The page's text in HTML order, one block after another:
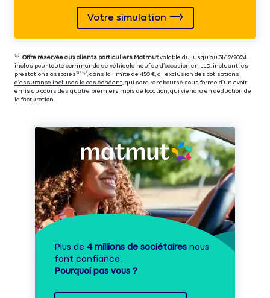
Votre simulation
⁽⁴⁾| Offre réservée aux clients particuliers Matmut valable du jusqu’au 31/12/2024
inclus pour toute commande de véhicule neuf ou d’occasion en LLD, incluant les
prestations associés⁽³⁾ ⁽⁵⁾, dans la limite de 450 €, à l’exclusion des cotisations
d’assurance incluses le cas échéant , qui sera remboursé sous forme d’un avoir
émis au cours des quatre premiers mois de location, qui viendra en déduction de
la facturation.
Plus de 4 millions de sociétaires nous
font confiance.
Pourquoi pas vous ?